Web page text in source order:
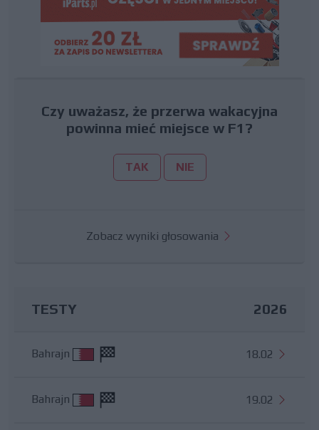
Czy uważasz, że przerwa wakacyjna
powinna mieć miejsce w F1?
TAK NIE
Zobacz wyniki głosowania
TESTY 2026
Bahrajn 18.02
Bahrajn 19.02